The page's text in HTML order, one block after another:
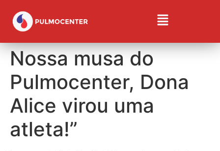
Nossa musa do
Pulmocenter, Dona
Alice virou uma
atleta!”